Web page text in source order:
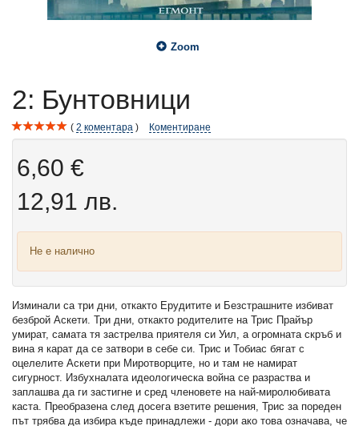
Zoom
2: Бунтовници
2 коментара Коментиране
6,60 €
12,91 лв.
Не е налично
Изминали са три дни, откакто Ерудитите и Безстрашните избиват
безброй Аскети. Три дни, откакто родителите на Трис Прайър
умират, самата тя застрелва приятеля си Уил, а огромната скръб и
вина я карат да се затвори в себе си. Трис и Тобиас бягат с
оцелелите Аскети при Миротворците, но и там не намират
сигурност. Избухналата идеологическа война се разраства и
заплашва да ги застигне и сред членовете на най-миролюбивата
каста. Преобразена след досега взетите решения, Трис за пореден
път трябва да избира къде принадлежи - дори ако това означава, че